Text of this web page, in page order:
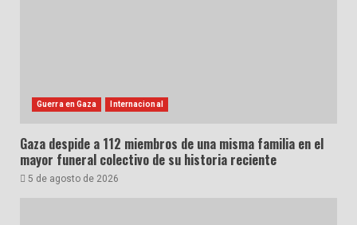
Guerra en Gaza Internacional
Gaza despide a 112 miembros de una misma familia en el
mayor funeral colectivo de su historia reciente
5 de agosto de 2026